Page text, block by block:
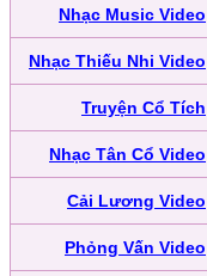
Nhạc Music Video
Nhạc Thiếu Nhi Video
Truyện Cổ Tích
Nhạc Tân Cổ Video
Cải Lương Video
Phỏng Vấn Video